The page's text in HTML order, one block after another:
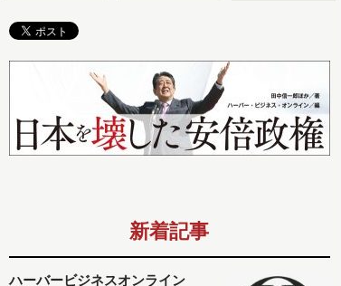
新着記事
ハーバービジネスオンライン